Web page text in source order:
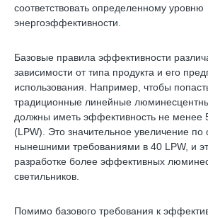
соответствовать определенному уровню
энергоэффективности.
Базовые правила эффективности
зависимости от типа продукта и его
использования. Например, чтобы
традиционные линейные
должны иметь эффективность не менее
(LPW). Это значительное увеличение по
нынешними требованиями в 40 LPW, и
разработке более эффективных
светильников.
Помимо базового требования к